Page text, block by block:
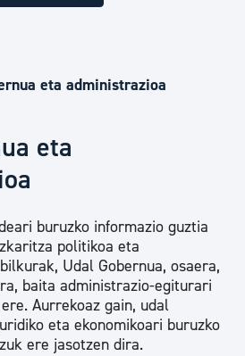
eta administrazioa
eta
buruzko informazio guztia
politikoa eta
Udal Gobernua, osaera,
baita administrazio-egiturari
Aurrekoaz gain, udal
eta ekonomikoari buruzko
ere jasotzen dira.